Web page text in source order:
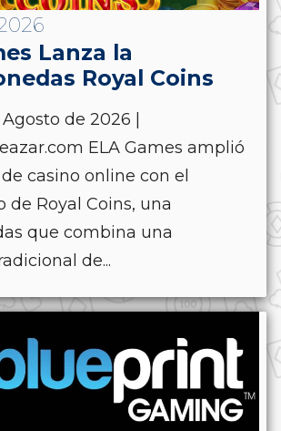
Lanza la
Royal Coins
de 2026 |
ELA Games amplió
casino online con el
de Royal Coins, una
que combina una
de...